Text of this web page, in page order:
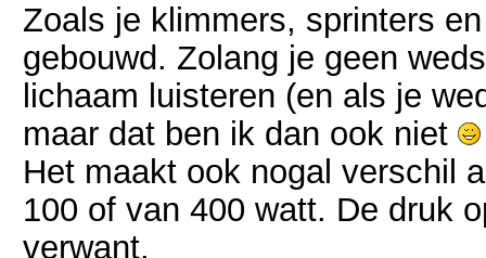
Zoals je klimmers, sprinters
gebouwd. Zolang je geen
lichaam luisteren (en als je
maar dat ben ik dan ook niet
Het maakt ook nogal verschil
100 of van 400 watt. De druk
verwant.